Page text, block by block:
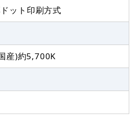
ット印刷方式
産)約5,700K